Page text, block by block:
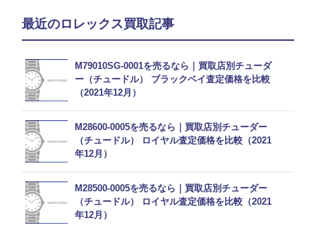
最近のロレックス買取記事
M79010SG-0001を売るなら｜買取店別チューダ
ー（チュードル） ブラックベイ査定価格を比較
（2021年12月）
M28600-0005を売るなら｜買取店別チューダー
（チュードル） ロイヤル査定価格を比較（2021
年12月）
M28500-0005を売るなら｜買取店別チューダー
（チュードル） ロイヤル査定価格を比較（2021
年12月）